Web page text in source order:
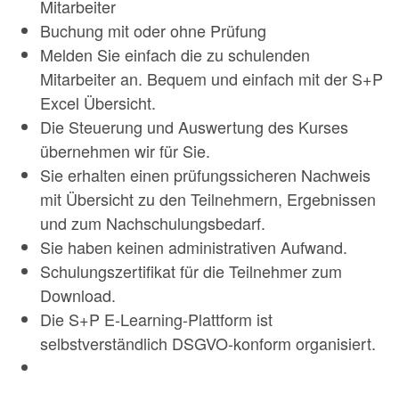
Mitarbeiter
Buchung mit oder ohne Prüfung
Melden Sie einfach die zu schulenden
Mitarbeiter an. Bequem und einfach mit der S+P
Excel Übersicht.
Die Steuerung und Auswertung des Kurses
übernehmen wir für Sie.
Sie erhalten einen prüfungssicheren Nachweis
mit Übersicht zu den Teilnehmern, Ergebnissen
und zum Nachschulungsbedarf.
Sie haben keinen administrativen Aufwand.
Schulungszertifikat für die Teilnehmer zum
Download.
Die S+P E-Learning-Plattform ist
selbstverständlich DSGVO-konform organisiert.